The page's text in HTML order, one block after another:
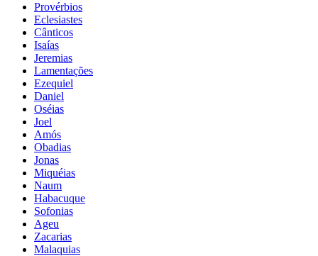
Provérbios
Eclesiastes
Cânticos
Isaías
Jeremias
Lamentações
Ezequiel
Daniel
Oséias
Joel
Amós
Obadias
Jonas
Miquéias
Naum
Habacuque
Sofonias
Ageu
Zacarias
Malaquias